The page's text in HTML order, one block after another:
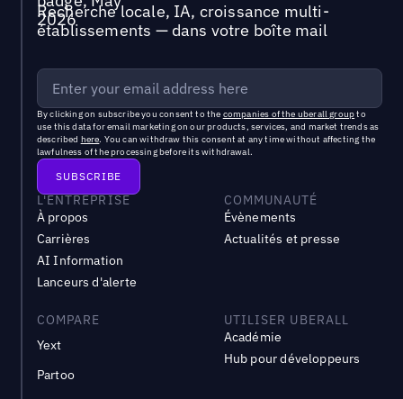
Recherche locale, IA, croissance multi-
établissements — dans votre boîte mail
By clicking on subscribe you consent to the companies of the uberall groupto
use this data for email marketing on our products, services, and market trends as
described here. You can withdraw this consent at any time without affecting the
lawfulness of the processing before its withdrawal.
L'ENTREPRISE
À propos
Carrières
AI Information
Lanceurs d'alerte
COMMUNAUTÉ
Évènements
Actualités et presse
COMPARE
Yext
Partoo
UTILISER UBERALL
Académie
Hub pour développeurs